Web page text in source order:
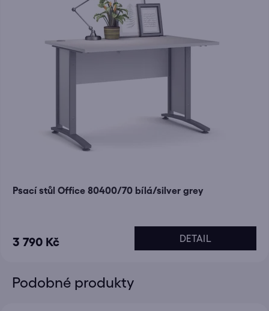
Psací stůl Office 80400/70 bílá/silver grey
3 790 Kč DETAIL
Podobné produkty